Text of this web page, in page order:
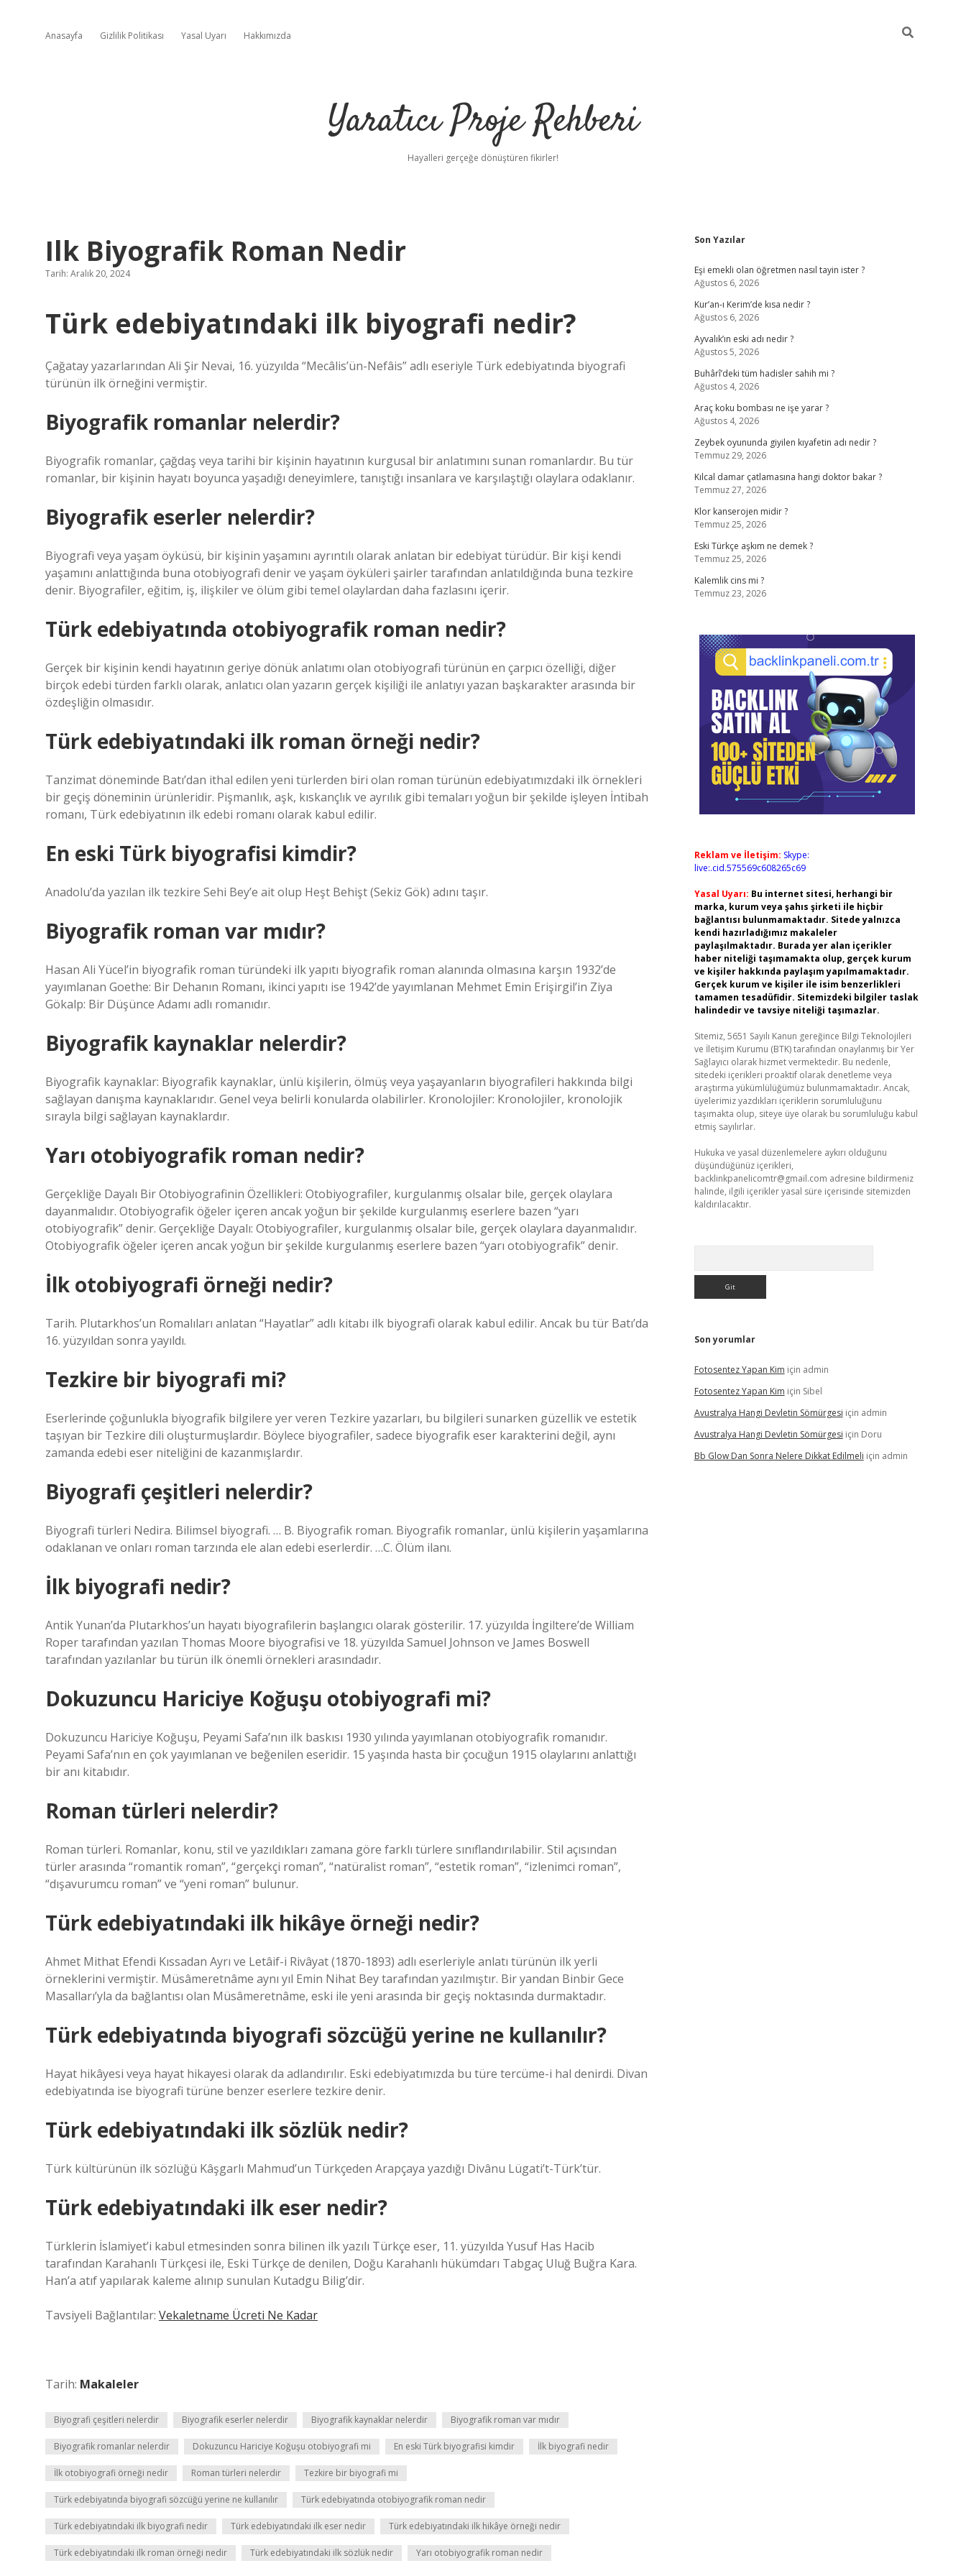
Anasayfa Gizlilik Politikası Yasal Uyarı Hakkımızda
Yaratıcı Proje Rehberi
Hayalleri gerçeğe dönüştüren fikirler!
Ilk Biyografik Roman Nedir
Tarih: Aralık 20, 2024
Türk edebiyatındaki ilk biyografi nedir?
Çağatay yazarlarından Ali Şir Nevai, 16. yüzyılda “Mecâlis’ün-Nefâis” adlı eseriyle Türk edebiyatında biyografi
türünün ilk örneğini vermiştir.
Biyografik romanlar nelerdir?
Biyografik romanlar, çağdaş veya tarihi bir kişinin hayatının kurgusal bir anlatımını sunan romanlardır. Bu tür
romanlar, bir kişinin hayatı boyunca yaşadığı deneyimlere, tanıştığı insanlara ve karşılaştığı olaylara odaklanır.
Biyografik eserler nelerdir?
Biyografi veya yaşam öyküsü, bir kişinin yaşamını ayrıntılı olarak anlatan bir edebiyat türüdür. Bir kişi kendi
yaşamını anlattığında buna otobiyografi denir ve yaşam öyküleri şairler tarafından anlatıldığında buna tezkire
denir. Biyografiler, eğitim, iş, ilişkiler ve ölüm gibi temel olaylardan daha fazlasını içerir.
Türk edebiyatında otobiyografik roman nedir?
Gerçek bir kişinin kendi hayatının geriye dönük anlatımı olan otobiyografi türünün en çarpıcı özelliği, diğer
birçok edebi türden farklı olarak, anlatıcı olan yazarın gerçek kişiliği ile anlatıyı yazan başkarakter arasında bir
özdeşliğin olmasıdır.
Türk edebiyatındaki ilk roman örneği nedir?
Tanzimat döneminde Batı’dan ithal edilen yeni türlerden biri olan roman türünün edebiyatımızdaki ilk örnekleri
bir geçiş döneminin ürünleridir. Pişmanlık, aşk, kıskançlık ve ayrılık gibi temaları yoğun bir şekilde işleyen İntibah
romanı, Türk edebiyatının ilk edebi romanı olarak kabul edilir.
En eski Türk biyografisi kimdir?
Anadolu’da yazılan ilk tezkire Sehi Bey’e ait olup Heşt Behişt (Sekiz Gök) adını taşır.
Biyografik roman var mıdır?
Hasan Ali Yücel’in biyografik roman türündeki ilk yapıtı biyografik roman alanında olmasına karşın 1932’de
yayımlanan Goethe: Bir Dehanın Romanı, ikinci yapıtı ise 1942’de yayımlanan Mehmet Emin Erişirgil’in Ziya
Gökalp: Bir Düşünce Adamı adlı romanıdır.
Biyografik kaynaklar nelerdir?
Biyografik kaynaklar: Biyografik kaynaklar, ünlü kişilerin, ölmüş veya yaşayanların biyografileri hakkında bilgi
sağlayan danışma kaynaklarıdır. Genel veya belirli konularda olabilirler. Kronolojiler: Kronolojiler, kronolojik
sırayla bilgi sağlayan kaynaklardır.
Yarı otobiyografik roman nedir?
Gerçekliğe Dayalı Bir Otobiyografinin Özellikleri: Otobiyografiler, kurgulanmış olsalar bile, gerçek olaylara
dayanmalıdır. Otobiyografik öğeler içeren ancak yoğun bir şekilde kurgulanmış eserlere bazen “yarı
otobiyografik” denir. Gerçekliğe Dayalı: Otobiyografiler, kurgulanmış olsalar bile, gerçek olaylara dayanmalıdır.
Otobiyografik öğeler içeren ancak yoğun bir şekilde kurgulanmış eserlere bazen “yarı otobiyografik” denir.
İlk otobiyografi örneği nedir?
Tarih. Plutarkhos’un Romalıları anlatan “Hayatlar” adlı kitabı ilk biyografi olarak kabul edilir. Ancak bu tür Batı’da
16. yüzyıldan sonra yayıldı.
Tezkire bir biyografi mi?
Eserlerinde çoğunlukla biyografik bilgilere yer veren Tezkire yazarları, bu bilgileri sunarken güzellik ve estetik
taşıyan bir Tezkire dili oluşturmuşlardır. Böylece biyografiler, sadece biyografik eser karakterini değil, aynı
zamanda edebi eser niteliğini de kazanmışlardır.
Biyografi çeşitleri nelerdir?
Biyografi türleri Nedira. Bilimsel biyografi. … B. Biyografik roman. Biyografik romanlar, ünlü kişilerin yaşamlarına
odaklanan ve onları roman tarzında ele alan edebi eserlerdir. …C. Ölüm ilanı.
İlk biyografi nedir?
Antik Yunan’da Plutarkhos’un hayatı biyografilerin başlangıcı olarak gösterilir. 17. yüzyılda İngiltere’de William
Roper tarafından yazılan Thomas Moore biyografisi ve 18. yüzyılda Samuel Johnson ve James Boswell
tarafından yazılanlar bu türün ilk önemli örnekleri arasındadır.
Dokuzuncu Hariciye Koğuşu otobiyografi mi?
Dokuzuncu Hariciye Koğuşu, Peyami Safa’nın ilk baskısı 1930 yılında yayımlanan otobiyografik romanıdır.
Peyami Safa’nın en çok yayımlanan ve beğenilen eseridir. 15 yaşında hasta bir çocuğun 1915 olaylarını anlattığı
bir anı kitabıdır.
Roman türleri nelerdir?
Roman türleri. Romanlar, konu, stil ve yazıldıkları zamana göre farklı türlere sınıflandırılabilir. Stil açısından
türler arasında “romantik roman”, “gerçekçi roman”, “natüralist roman”, “estetik roman”, “izlenimci roman”,
“dışavurumcu roman” ve “yeni roman” bulunur.
Türk edebiyatındaki ilk hikâye örneği nedir?
Ahmet Mithat Efendi Kıssadan Ayrı ve Letâif-i Rivâyat (1870-1893) adlı eserleriyle anlatı türünün ilk yerli
örneklerini vermiştir. Müsâmeretnâme aynı yıl Emin Nihat Bey tarafından yazılmıştır. Bir yandan Binbir Gece
Masalları’yla da bağlantısı olan Müsâmeretnâme, eski ile yeni arasında bir geçiş noktasında durmaktadır.
Türk edebiyatında biyografi sözcüğü yerine ne kullanılır?
Hayat hikâyesi veya hayat hikayesi olarak da adlandırılır. Eski edebiyatımızda bu türe tercüme-i hal denirdi. Divan
edebiyatında ise biyografi türüne benzer eserlere tezkire denir.
Türk edebiyatındaki ilk sözlük nedir?
Türk kültürünün ilk sözlüğü Kâşgarlı Mahmud’un Türkçeden Arapçaya yazdığı Divânu Lügati’t-Türk’tür.
Türk edebiyatındaki ilk eser nedir?
Türklerin İslamiyet’i kabul etmesinden sonra bilinen ilk yazılı Türkçe eser, 11. yüzyılda Yusuf Has Hacib
tarafından Karahanlı Türkçesi ile, Eski Türkçe de denilen, Doğu Karahanlı hükümdarı Tabgaç Uluğ Buğra Kara.
Han’a atıf yapılarak kaleme alınıp sunulan Kutadgu Bilig’dir.
Tavsiyeli Bağlantılar: Vekaletname Ücreti Ne Kadar
Tarih: Makaleler
Biyografi çeşitleri nelerdir Biyografik eserler nelerdir Biyografik kaynaklar nelerdir Biyografik roman var mıdır
Biyografik romanlar nelerdir Dokuzuncu Hariciye Koğuşu otobiyografi mi En eski Türk biyografisi kimdir İlk biyografi nedir
İlk otobiyografi örneği nedir Roman türleri nelerdir Tezkire bir biyografi mi
Türk edebiyatında biyografi sözcüğü yerine ne kullanılır Türk edebiyatında otobiyografik roman nedir
Türk edebiyatındaki ilk biyografi nedir Türk edebiyatındaki ilk eser nedir Türk edebiyatındaki ilk hikâye örneği nedir
Türk edebiyatındaki ilk roman örneği nedir Türk edebiyatındaki ilk sözlük nedir Yarı otobiyografik roman nedir
Sidebar
Son Yazılar
Eşi emekli olan öğretmen nasıl tayin ister ?
Ağustos 6, 2026
Kur’an-ı Kerim’de kısa nedir ?
Ağustos 6, 2026
Ayvalık’ın eski adı nedir ?
Ağustos 5, 2026
Buhârî’deki tüm hadisler sahih mi ?
Ağustos 4, 2026
Araç koku bombası ne işe yarar ?
Ağustos 4, 2026
Zeybek oyununda giyilen kıyafetin adı nedir ?
Temmuz 29, 2026
Kılcal damar çatlamasına hangi doktor bakar ?
Temmuz 27, 2026
Klor kanserojen midir ?
Temmuz 25, 2026
Eski Türkçe aşkım ne demek ?
Temmuz 25, 2026
Kalemlik cins mi ?
Temmuz 23, 2026
Reklam ve İletişim: Skype:
live:.cid.575569c608265c69
Yasal Uyarı: Bu internet sitesi, herhangi bir
marka, kurum veya şahıs şirketi ile hiçbir
bağlantısı bulunmamaktadır. Sitede yalnızca
kendi hazırladığımız makaleler
paylaşılmaktadır. Burada yer alan içerikler
haber niteliği taşımamakta olup, gerçek kurum
ve kişiler hakkında paylaşım yapılmamaktadır.
Gerçek kurum ve kişiler ile isim benzerlikleri
tamamen tesadüfidir. Sitemizdeki bilgiler taslak
halindedir ve tavsiye niteliği taşımazlar.
Sitemiz, 5651 Sayılı Kanun gereğince Bilgi Teknolojileri
ve İletişim Kurumu (BTK) tarafından onaylanmış bir Yer
Sağlayıcı olarak hizmet vermektedir. Bu nedenle,
sitedeki içerikleri proaktif olarak denetleme veya
araştırma yükümlülüğümüz bulunmamaktadır. Ancak,
üyelerimiz yazdıkları içeriklerin sorumluluğunu
taşımakta olup, siteye üye olarak bu sorumluluğu kabul
etmiş sayılırlar.
Hukuka ve yasal düzenlemelere aykırı olduğunu
düşündüğünüz içerikleri,
backlinkpanelicomtr@gmail.com adresine bildirmeniz
halinde, ilgili içerikler yasal süre içerisinde sitemizden
kaldırılacaktır.
Son yorumlar
Fotosentez Yapan Kim için admin
Fotosentez Yapan Kim için Sibel
Avustralya Hangi Devletin Sömürgesi için admin
Avustralya Hangi Devletin Sömürgesi için Doru
Bb Glow Dan Sonra Nelere Dikkat Edilmeli için admin